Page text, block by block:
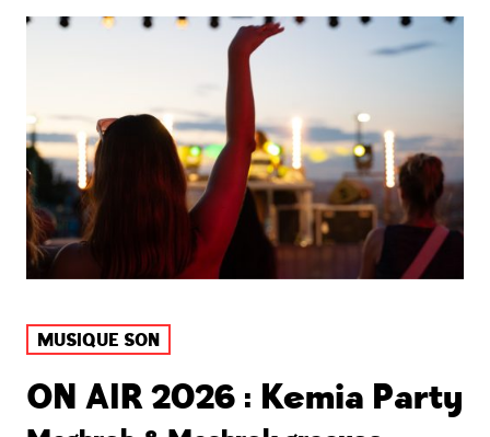
MUSIQUE SON
ON AIR 2026 : Kemia Party